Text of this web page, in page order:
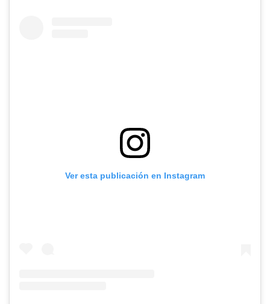
Ver esta publicación en Instagram